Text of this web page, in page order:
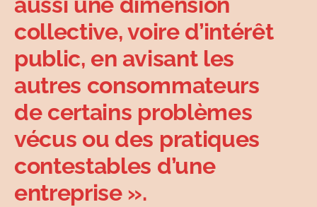
collective, voire d’intérêt
public, en avisant les
autres consommateurs
de certains problèmes
vécus ou des pratiques
contestables d’une
entreprise ».